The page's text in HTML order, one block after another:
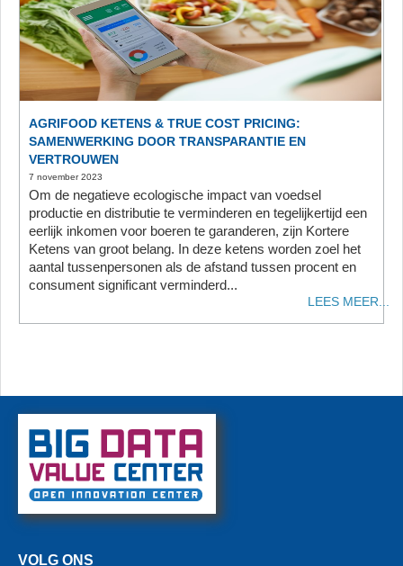
AGRIFOOD KETENS & TRUE COST PRICING:
SAMENWERKING DOOR TRANSPARANTIE EN
VERTROUWEN
7 november 2023
Om de negatieve ecologische impact van voedsel
productie en distributie te verminderen en tegelijkertijd een
eerlijk inkomen voor boeren te garanderen, zijn Kortere
Ketens van groot belang. In deze ketens worden zoel het
aantal tussenpersonen als de afstand tussen procent en
consument significant verminderd...
LEES MEER...
VOLG ONS